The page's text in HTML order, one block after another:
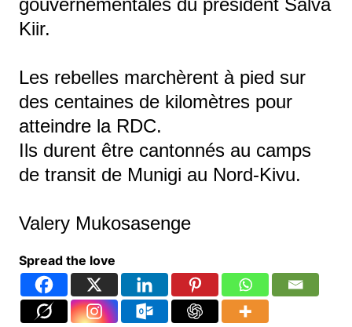
gouvernementales du président Salva
Kiir.
Les rebelles marchèrent à pied sur
des centaines de kilomètres pour
atteindre la RDC.
Ils durent être cantonnés au camps
de transit de Munigi au Nord-Kivu.
Valery Mukosasenge
Spread the love